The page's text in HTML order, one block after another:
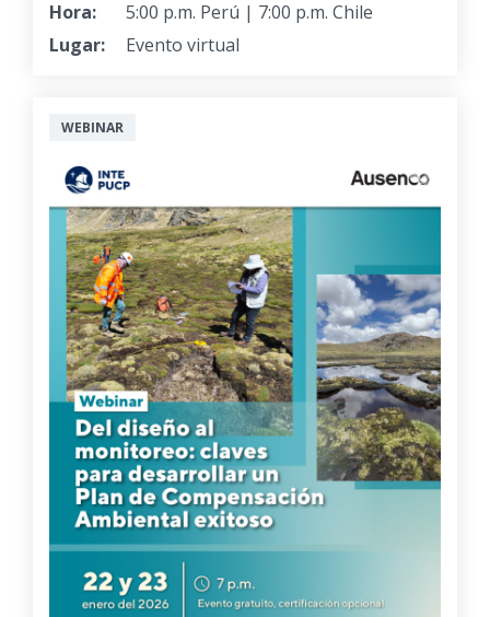
Hora:
5:00 p.m. Perú | 7:00 p.m. Chile
Lugar:
Evento virtual
WEBINAR